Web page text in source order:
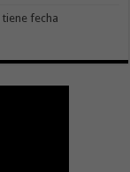
fecha